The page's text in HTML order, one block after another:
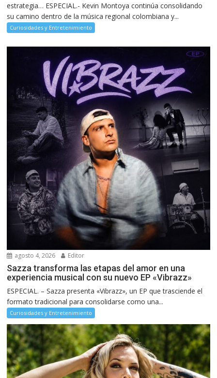
estrategia… ESPECIAL.- Kevin Montoya continúa consolidando
su camino dentro de la música regional colombiana y...
Curiosidades y Entretenimiento
agosto 4, 2026 Editor
Sazza transforma las etapas del amor en una
experiencia musical con su nuevo EP «Vibrazz»
ESPECIAL. – Sazza presenta «Vibrazz», un EP que trasciende el
formato tradicional para consolidarse como una...
Curiosidades y Entretenimiento